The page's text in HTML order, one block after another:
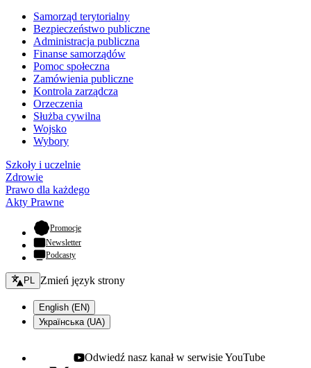
Samorząd terytorialny
Bezpieczeństwo publiczne
Administracja publiczna
Finanse samorządów
Pomoc społeczna
Zamówienia publiczne
Kontrola zarządcza
Orzeczenia
Służba cywilna
Wojsko
Wybory
Szkoły i uczelnie
Zdrowie
Prawo dla każdego
Akty Prawne
Promocje- otwiera się w nowej karcie
Newsletter
Podcasty
Zmień język - bieżący:
PL Zmień język strony
English (EN)
Українська (UA)
Youtube - otwiera się w nowej karcie
Odwiedź nasz kanał w serwisie YouTube